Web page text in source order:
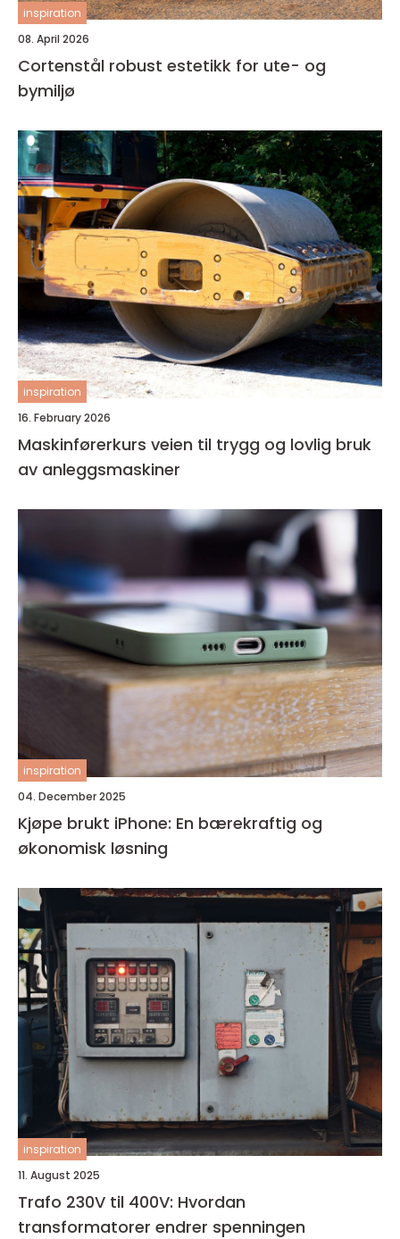
inspiration
08. April 2026
Cortenstål robust estetikk for ute- og
bymiljø
inspiration
16. February 2026
Maskinførerkurs veien til trygg og lovlig bruk
av anleggsmaskiner
inspiration
04. December 2025
Kjøpe brukt iPhone: En bærekraftig og
økonomisk løsning
inspiration
11. August 2025
Trafo 230V til 400V: Hvordan
transformatorer endrer spenningen